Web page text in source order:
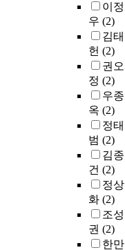
이정
우 (2)
김태
헌 (2)
권오
정 (2)
우종
옥 (2)
정태
범 (2)
김종
건 (2)
정상
화 (2)
조성
권 (2)
한만